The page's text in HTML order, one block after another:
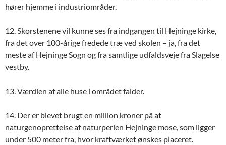
hører hjemme i industriområder.
12. Skorstenene vil kunne ses fra indgangen til Hejninge kirke,
fra det over 100-årige fredede træ ved skolen – ja, fra det
meste af Hejninge Sogn og fra samtlige udfaldsveje fra Slagelse
vestby.
13. Værdien af alle huse i området falder.
14. Der er blevet brugt en million kroner på at
naturgenoprettelse af naturperlen Hejninge mose, som ligger
under 500 meter fra, hvor kraftværket ønskes placeret.